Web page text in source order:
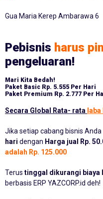
Gua Maria Kerep Ambarawa 6
Pebisnis harus
pengeluaran!
Mari Kita Bedah!
Paket Basic Rp. 5.555 Per Hari
Paket Premium Rp. 2.777 Per
Secara Global Rata- rata
Jika setiap cabang bisnis
hari dengan Harga jual Rp.
adalah Rp. 125.000
Terus tinggal dikurangi biaya
berbasis ERP YAZCORP.id deh!